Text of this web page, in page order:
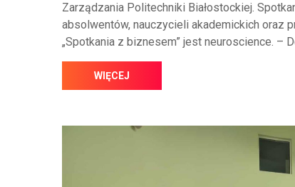
Zarządzania Politechniki Białostockiej.
absolwentów, nauczycieli akademickich
„Spotkania z biznesem” jest neuroscience. –
WIĘCEJ